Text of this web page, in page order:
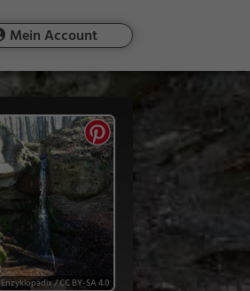
Mein Account
Enzyklopädix/CC BY-SA 4.0